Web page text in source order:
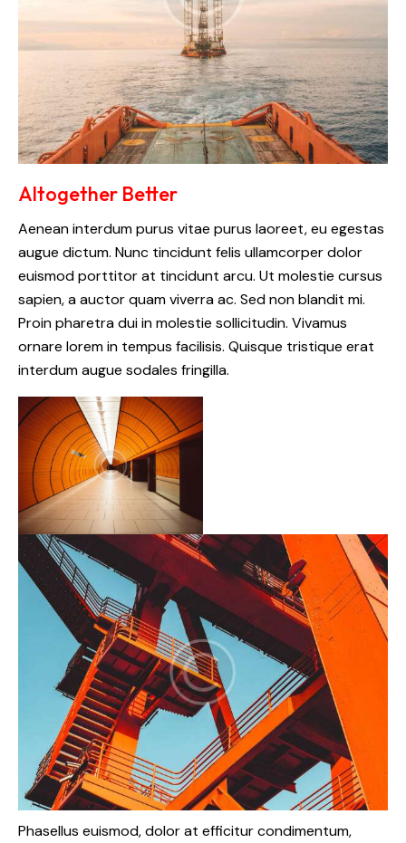
Altogether Better
Aenean interdum purus vitae purus laoreet, eu egestas
augue dictum. Nunc tincidunt felis ullamcorper dolor
euismod porttitor at tincidunt arcu. Ut molestie cursus
sapien, a auctor quam viverra ac. Sed non blandit mi.
Proin pharetra dui in molestie sollicitudin. Vivamus
ornare lorem in tempus facilisis. Quisque tristique erat
interdum augue sodales fringilla.
Phasellus euismod, dolor at efficitur condimentum,